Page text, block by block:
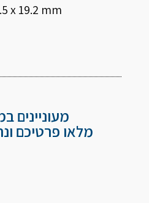
x 19.2 mm
מעוניינים
מלאו פרטיכם